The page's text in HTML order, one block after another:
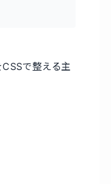
で整える主